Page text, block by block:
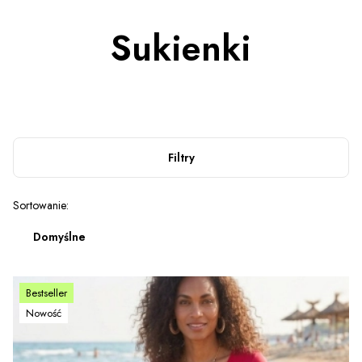
Sukienki
Filtry
Lista produktów
Sortowanie:
Domyślne
Bestseller
Nowość